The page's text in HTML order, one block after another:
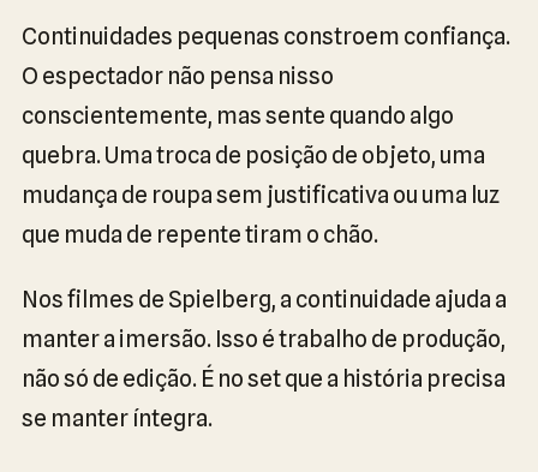
Continuidades pequenas constroem confiança.
O espectador não pensa nisso
conscientemente, mas sente quando algo
quebra. Uma troca de posição de objeto, uma
mudança de roupa sem justificativa ou uma luz
que muda de repente tiram o chão.
Nos filmes de Spielberg, a continuidade ajuda a
manter a imersão. Isso é trabalho de produção,
não só de edição. É no set que a história precisa
se manter íntegra.